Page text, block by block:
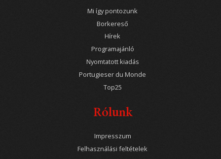
Mi így pontozunk
Borkereső
Hírek
Programajánló
Nyomtatott kiadás
Portugieser du Monde
Top25
Rólunk
Impresszum
Felhasználási feltételek